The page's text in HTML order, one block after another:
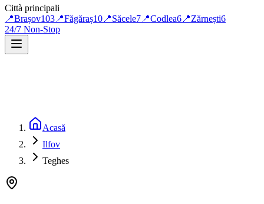
Città principali
📍Brașov103 📍Făgăraș10 📍Săcele7 📍Codlea6 📍Zărnești6
24/7 Non-Stop
Acasă
Ilfov
Teghes